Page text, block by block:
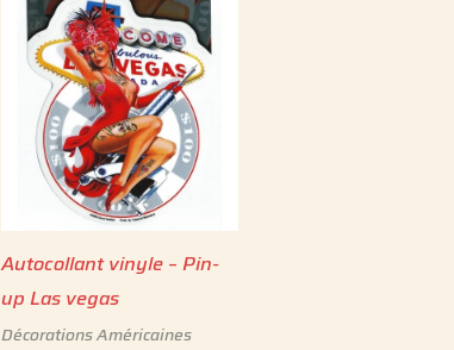
Autocollant vinyle – Pin-
up Las vegas
Décorations Américaines